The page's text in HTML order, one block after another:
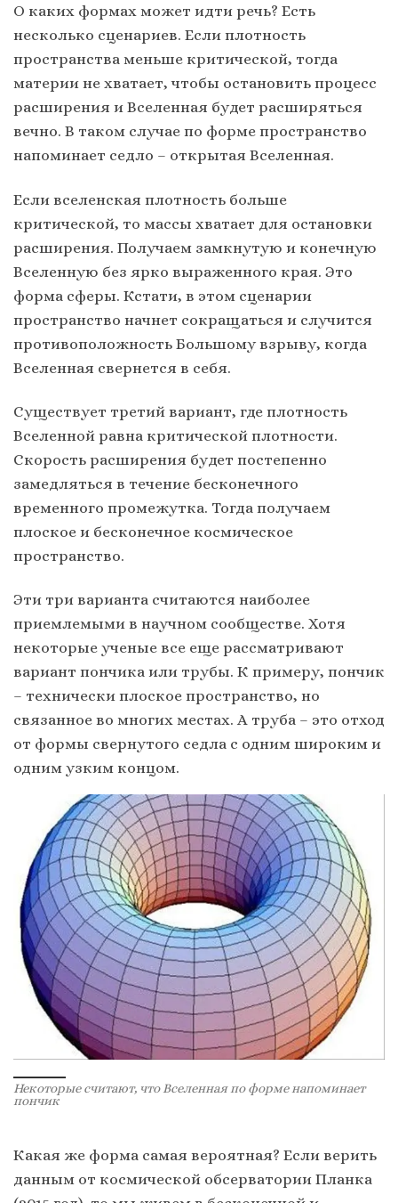
О каких формах может идти речь? Есть
несколько сценариев. Если плотность
пространства меньше критической, тогда
материи не хватает, чтобы остановить процесс
расширения и Вселенная будет расширяться
вечно. В таком случае по форме пространство
напоминает седло – открытая Вселенная.
Если вселенская плотность больше
критической, то массы хватает для остановки
расширения. Получаем замкнутую и конечную
Вселенную без ярко выраженного края. Это
форма сферы. Кстати, в этом сценарии
пространство начнет сокращаться и случится
противоположность Большому взрыву, когда
Вселенная свернется в себя.
Существует третий вариант, где плотность
Вселенной равна критической плотности.
Скорость расширения будет постепенно
замедляться в течение бесконечного
временного промежутка. Тогда получаем
плоское и бесконечное космическое
пространство.
Эти три варианта считаются наиболее
приемлемыми в научном сообществе. Хотя
некоторые ученые все еще рассматривают
вариант пончика или трубы. К примеру, пончик
– технически плоское пространство, но
связанное во многих местах. А труба – это отход
от формы свернутого седла с одним широким и
одним узким концом.
Некоторые считают, что Вселенная по форме напоминает
пончик
Какая же форма самая вероятная? Если верить
данным от космической обсерватории Планка